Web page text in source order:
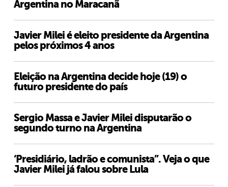
Argentina no Maracanã
Javier Milei é eleito presidente da Argentina
pelos próximos 4 anos
Eleição na Argentina decide hoje (19) o
futuro presidente do país
Sergio Massa e Javier Milei disputarão o
segundo turno na Argentina
‘Presidiário, ladrão e comunista”. Veja o que
Javier Milei já falou sobre Lula